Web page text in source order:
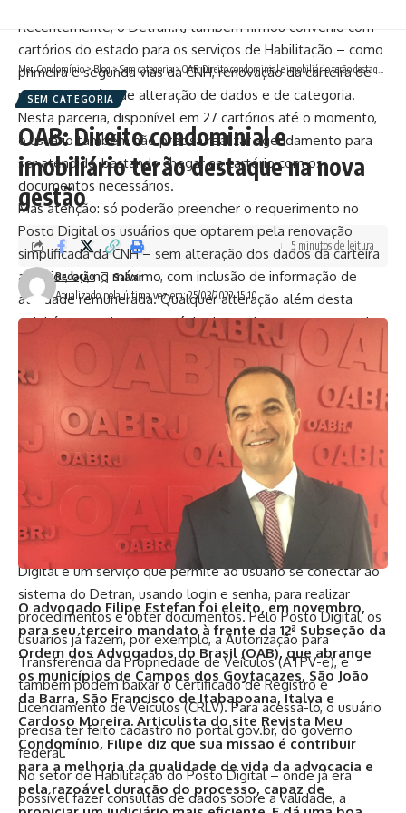
Recentemente, o Detran.RJ também firmou convênio com
cartórios do estado para os serviços de Habilitação – como
primeira e segunda vias da CNH, renovação da carteira de
motorista, além de alteração de dados e de categoria.
Nesta parceria, disponível em 27 cartórios até o momento,
o usuário também não precisa realizar agendamento para
ser atendido, bastando chegar ao cartório com os
documentos necessários.
Mas atenção: só poderão preencher o requerimento no
Posto Digital os usuários que optarem pela renovação
simplificada da CNH – sem alteração dos dados da carteira
anterior, ou, no máximo, com inclusão de informação de
atividade remunerada. Qualquer alteração além desta
exigirá o agendamento prévio do serviço em um posto do
Detran.RJ.
Vale ressaltar também que a Renovação Simplificada da
CNH não é obrigatória. Quem preferir pode continuar
realizando o agendamento prévio nos postos. Para a nova
versão simplificada, a CNH anterior precisa ter sido emitida
no Estado do Rio de Janeiro e o domínio atual tem de ser
do RJ. Os usuários com 65 anos ou mais têm a isenção do
Duda.
Posto Digital Detran.RJ
Lançado em setembro de 2021 pelo Detran.RJ, o Posto
Digital é um serviço que permite ao usuário se conectar ao
sistema do Detran, usando login e senha, para realizar
procedimentos e obter documentos. Pelo Posto Digital, os
usuários já fazem, por exemplo, a Autorização para
Transferência da Propriedade de Veículos (ATPV-e), e
também podem baixar o Certificado de Registro e
Licenciamento de Veículos (CRLV). Para acessá-lo, o usuário
precisa ter feito cadastro no portalgov.br, do governo
federal.
No setor de Habilitação do Posto Digital – onde já era
possível fazer consultas de dados sobre a validade, a
Meu Condomínio>Blog>Sem categoria>OAB: Direito condominial e imobiliário terão destaque na nova gestão
SEM CATEGORIA
OAB: Direito condominial e
imobiliário terão destaque na nova
gestão
Atualizado pela última vez em: 25/03/2022 15:10
Redação
5 minutos de leitura
O advogado Filipe Estefan foi eleito, em novembro,
para seu terceiro mandato à frente da 12ª Subseção da
Ordem dos Advogados do Brasil (OAB), que abrange
os municípios de Campos dos Goytacazes, São João
da Barra, São Francisco de Itabapoana, Italva e
Cardoso Moreira. Articulista do site Revista Meu
Condomínio, Filipe diz que sua missão é contribuir
para a melhoria da qualidade de vida da advocacia e
pela razoável duração do processo, capaz de